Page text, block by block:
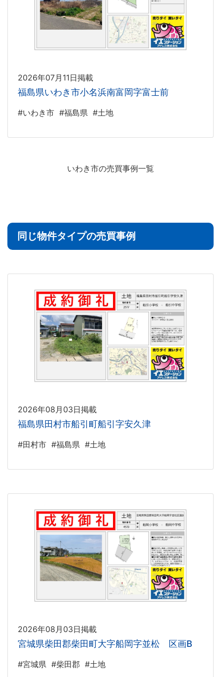
2026年07月11日掲載
福島県いわき市小名浜南富岡字富士前
#いわき市 #福島県 #土地
いわき市の売買事例一覧
同じ物件タイプの売買事例
2026年08月03日掲載
福島県田村市船引町船引字安久津
#田村市 #福島県 #土地
2026年08月03日掲載
宮城県柴田郡柴田町大字船岡字並松 区画B
#宮城県 #柴田郡 #土地